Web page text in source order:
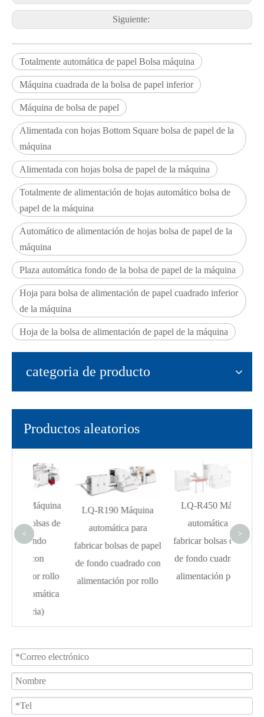
Siguiente:
Totalmente automática de papel Bolsa máquina
Máquina cuadrada de la bolsa de papel inferior
Máquina de bolsa de papel
Alimentada con hojas Bottom Square bolsa de papel de la
máquina
Alimentada con hojas bolsa de papel de la máquina
Totalmente de alimentación de hojas automático bolsa de
papel de la máquina
Automático de alimentación de hojas bolsa de papel de la
máquina
Plaza automática fondo de la bolsa de papel de la máquina
Hoja para bolsa de alimentación de papel cuadrado inferior
de la máquina
Hoja de la bolsa de alimentación de papel de la máquina
categoria de producto
Productos aleatorios
de
LQ-R190 Máquina
automática para
fabricar bolsas de papel
de fondo cuadrado con
alimentación por rollo
LQ-R450 Máquina
automática para
fabricar bolsas de papel
de fondo cuadrado con
alimentación por rollo
< >